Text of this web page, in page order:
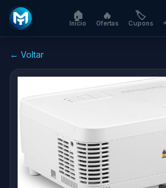
🏠
Início
🔥
Ofertas
🏷️
Cupons
← Voltar